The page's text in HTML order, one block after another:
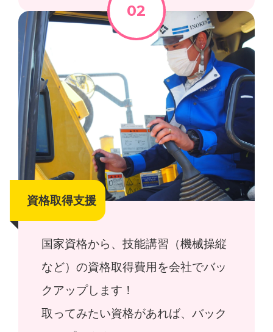
資格取得支援
国家資格から、技能講習（機械操縦
など）の資格取得費用を会社でバッ
クアップします！
取ってみたい資格があれば、バック